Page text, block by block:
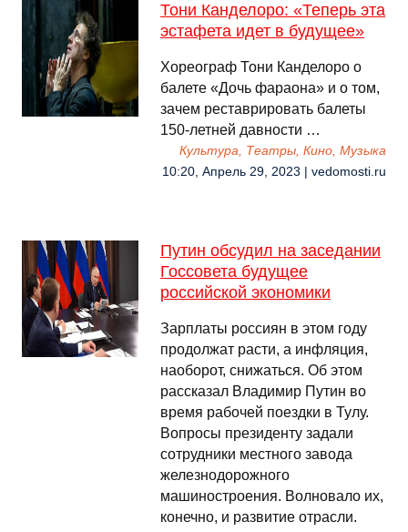
Тони Канделоро: «Теперь эта
эстафета идет в будущее»
Хореограф Тони Канделоро о
балете «Дочь фараона» и о том,
зачем реставрировать балеты
150-летней давности …
Культура, Театры, Кино, Музыка
10:20, Апрель 29, 2023 | vedomosti.ru
Путин обсудил на заседании
Госсовета будущее
российской экономики
Зарплаты россиян в этом году
продолжат расти, а инфляция,
наоборот, снижаться. Об этом
рассказал Владимир Путин во
время рабочей поездки в Тулу.
Вопросы президенту задали
сотрудники местного завода
железнодорожного
машиностроения. Волновало их,
конечно, и развитие отрасли.